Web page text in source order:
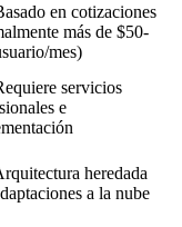
en cotizaciones
más de $50-
mes)
servicios
e
heredada
a la nube